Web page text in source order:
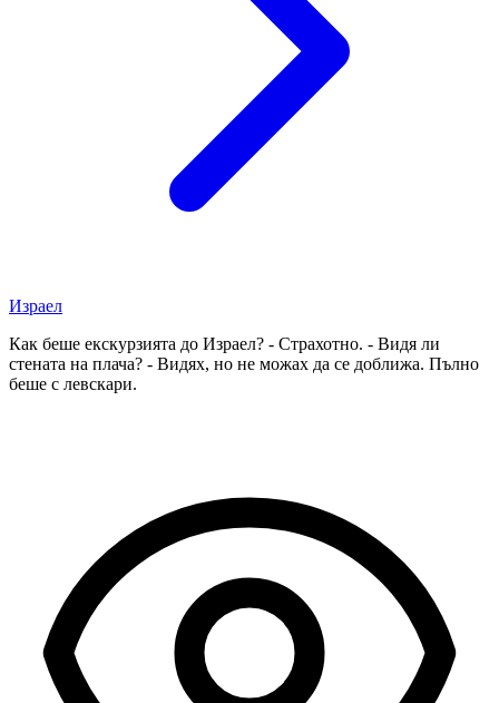
Израел
Как беше екскурзията до Израел? - Страхотно. - Видя ли
стената на плача? - Видях, но не можах да се доближа. Пълно
беше с левскари.